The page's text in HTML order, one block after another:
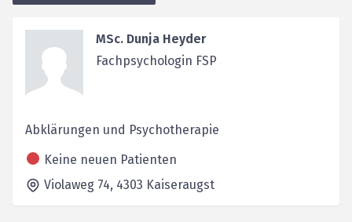
MSc. Dunja Heyder
Fachpsychologin FSP
Abklärungen und Psychotherapie
Keine neuen Patienten
Violaweg 74, 4303 Kaiseraugst